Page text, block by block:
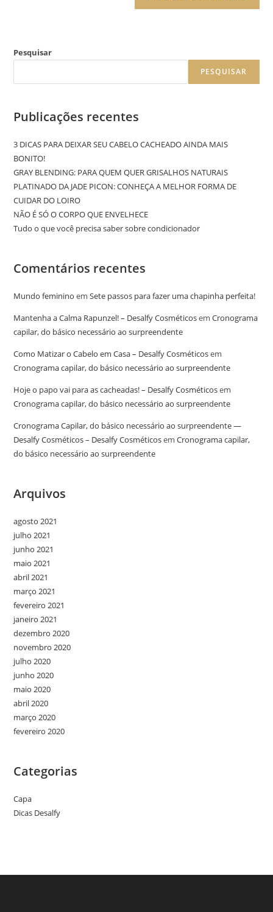
Pesquisar
PESQUISAR
Publicações recentes
3 DICAS PARA DEIXAR SEU CABELO CACHEADO AINDA MAIS
BONITO!
GRAY BLENDING: PARA QUEM QUER GRISALHOS NATURAIS
PLATINADO DA JADE PICON: CONHEÇA A MELHOR FORMA DE
CUIDAR DO LOIRO
NÃO É SÓ O CORPO QUE ENVELHECE
Tudo o que você precisa saber sobre condicionador
Comentários recentes
Mundo feminino emSete passos para fazer uma chapinha perfeita!
Mantenha a Calma Rapunzel! – Desalfy CosméticosemCronograma
capilar, do básico necessário ao surpreendente
Como Matizar o Cabelo em Casa – Desalfy Cosméticosem
Cronograma capilar, do básico necessário ao surpreendente
Hoje o papo vai para as cacheadas! – Desalfy Cosméticosem
Cronograma capilar, do básico necessário ao surpreendente
Cronograma Capilar, do básico necessário ao surpreendente —
Desalfy Cosméticos – Desalfy CosméticosemCronograma capilar,
do básico necessário ao surpreendente
Arquivos
agosto 2021
julho 2021
junho 2021
maio 2021
abril 2021
março 2021
fevereiro 2021
janeiro 2021
dezembro 2020
novembro 2020
julho 2020
junho 2020
maio 2020
abril 2020
março 2020
fevereiro 2020
Categorias
Capa
Dicas Desalfy